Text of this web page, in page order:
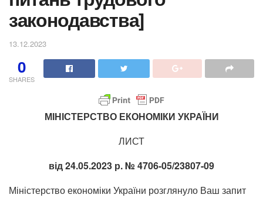
законодавства]
13.12.2023
0
SHARES
МІНІСТЕРСТВО ЕКОНОМІКИ УКРАЇНИ
ЛИСТ
від 24.05.2023 р. № 4706-05/23807-09
Міністерство економіки України розглянуло Ваш запит